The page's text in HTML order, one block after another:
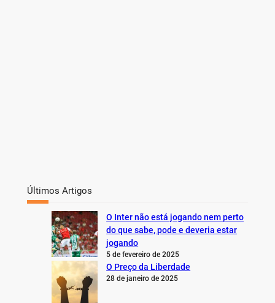
Últimos Artigos
O Inter não está jogando nem perto
do que sabe, pode e deveria estar
jogando
5 de fevereiro de 2025
O Preço da Liberdade
28 de janeiro de 2025